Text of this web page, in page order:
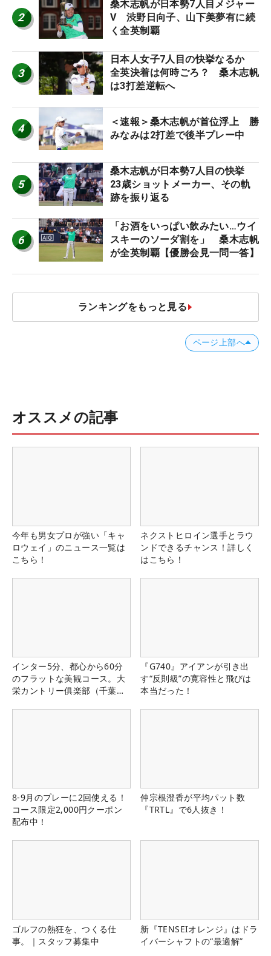
2
桑木志帆が日本勢7人目メジャー
V 渋野日向子、山下美夢有に続
く全英制覇
3
日本人女子7人目の快挙なるか
全英決着は何時ごろ？ 桑木志帆
は3打差逆転へ
4
＜速報＞桑木志帆が首位浮上 勝
みなみは2打差で後半プレー中
5
桑木志帆が日本勢7人目の快挙
23歳ショットメーカー、その軌
跡を振り返る
6
「お酒をいっぱい飲みたい…ウイ
スキーのソーダ割を」 桑木志帆
が全英制覇【優勝会見一問一答】
ランキングをもっと見る
ページ上部へ
オススメの記事
今年も男女プロが強い「キャ
ロウェイ」のニュース一覧は
こちら！
ネクストヒロイン選手とラウ
ンドできるチャンス！詳しく
はこちら！
インター5分、都心から60分
のフラットな美観コース。大
栄カントリー俱楽部（千葉
『G740』アイアンが引き出
す“反則級”の寛容性と飛びは
本当だった！
8-9月のプレーに2回使える！
コース限定2,000円クーポン
配布中！
仲宗根澄香が平均パット数
『TRTL』で6人抜き！
ゴルフの熱狂を、つくる仕
事。｜スタッフ募集中
新『TENSEIオレンジ』はドラ
イバーシャフトの“最適解”